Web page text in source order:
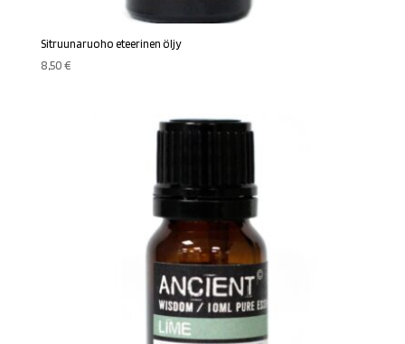
Sitruunaruoho eteerinen öljy
8,50€